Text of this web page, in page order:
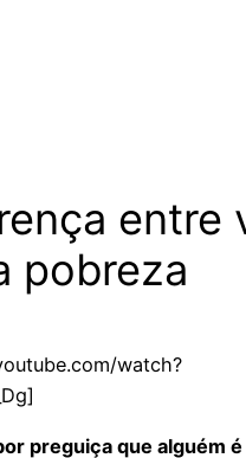
entre
pobreza
watch?
preguiça que alguém é